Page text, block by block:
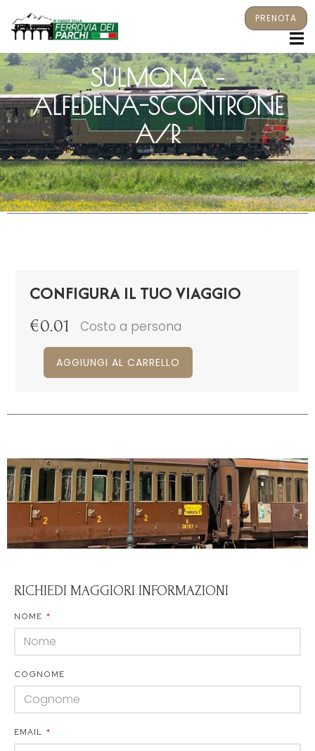
PRENOTA
SULMONA –
ALFEDENA-SCONTRONE
A/R
CONFIGURA IL TUO VIAGGIO
€0.01 Costo a persona
AGGIUNGI AL CARRELLO
RICHIEDI MAGGIORI INFORMAZIONI
NOME
COGNOME
EMAIL